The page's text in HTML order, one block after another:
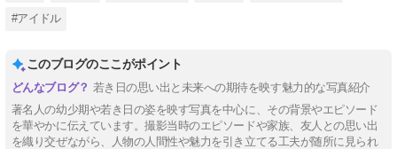
#アイドル
このブログのここがポイント
若き日の思い出と未来への期待を映す魅力的な写真紹介
著名人の幼少期や若き日の姿を映す写真を中心に、その背景やエピソード
を華やかに伝えています。撮影当時のエピソードや家族、友人との思い出
を織り交ぜながら、人物の人間性や魅力を引き立てる工夫が随所に見られ